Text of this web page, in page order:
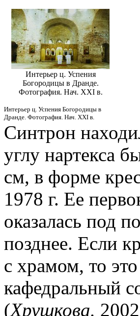
Интерьер ц. Успения
Богородицы в Дранде.
Фотография. Нач. XXI в.
Интерьер ц. Успения Богородицы в
Дранде. Фотография. Нач. XXI в.
Синтрон
углу нартекса
см, в форме
1978 г. Ее
оказалась под
позднее. Если
с храмом, то
кафедральный
(Хрушкова.